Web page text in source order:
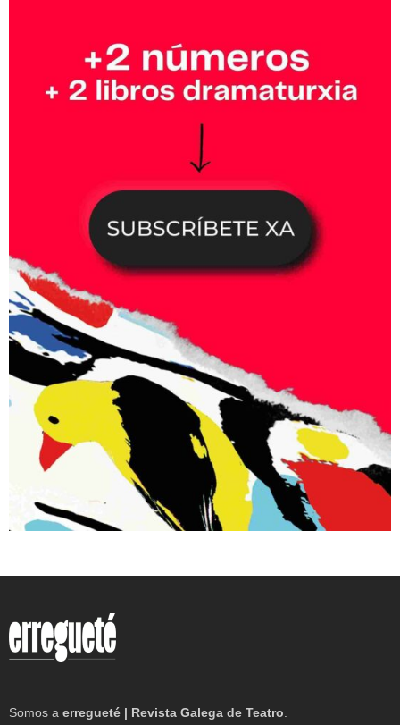
Somos a erregueté | Revista Galega de Teatro